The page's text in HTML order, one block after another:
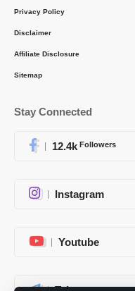
Privacy Policy
Disclaimer
Affiliate Disclosure
Sitemap
Stay Connected
12.4k Followers
Instagram
Youtube